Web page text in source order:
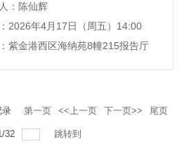
：陈仙辉
2026年4月17日（周五）14:00
紫金港西区海纳苑8幢215报告厅
录 第一页 <<上一页 下一页>> 尾页
/32 跳转到